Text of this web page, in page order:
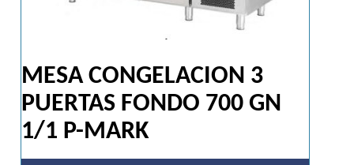
MESA CONGELACION 3
PUERTAS FONDO 700 GN
1/1 P-MARK